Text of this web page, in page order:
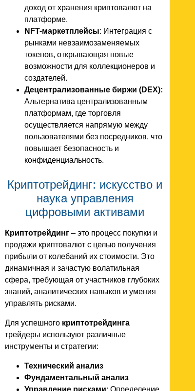
доход от хранения криптовалют на
платформе.
NFT-маркетплейсы: Интеграция с
рынками невзаимозаменяемых
токенов, открывающая новые
возможности для коллекционеров и
создателей.
Децентрализованные биржи (DEX):
Альтернатива централизованным
платформам, где торговля
осуществляется напрямую между
пользователями без посредников, что
повышает безопасность и
конфиденциальность.
Криптотрейдинг: искусство и
наука управления
цифровыми активами
Криптотрейдинг – это процесс покупки и
продажи криптовалют с целью получения
прибыли от колебаний их стоимости. Это
динамичная и зачастую волатильная
сфера, требующая от участников глубоких
знаний, аналитических навыков и умения
управлять рисками.
Для успешного криптотрейдинга
трейдеры используют различные
инструменты и стратегии:
Технический анализ
Фундаментальный анализ